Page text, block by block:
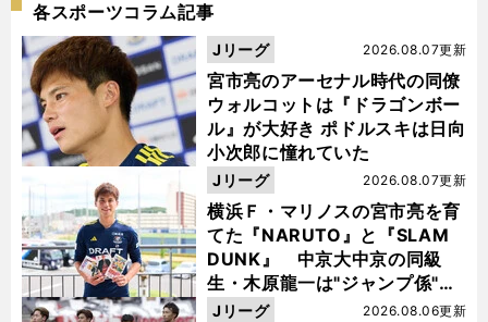
各スポーツコラム記事
宮市亮のアーセナル時代の同僚
ウォルコットは『ドラゴンボー
ル』が大好き ポドルスキは日向
小次郎に憧れていた
2026.08.07更新
Jリーグ
横浜Ｆ・マリノスの宮市亮を育
てた『NARUTO』と『SLAM
DUNK』 中京大中京の同級
生・木原龍一は"ジャンプ係"だ
った
2026.08.07更新
Jリーグ
2026.08.06更新
Jリーグ